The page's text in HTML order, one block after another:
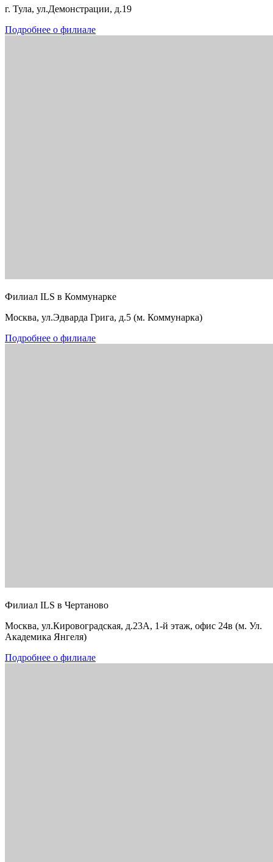
г. Тула, ул.Демонстрации, д.19
Подробнее о филиале
Филиал ILS в Коммунарке
Москва, ул.Эдварда Грига, д.5 (м. Коммунарка)
Подробнее о филиале
Филиал ILS в Чертаново
Москва, ул.Кировоградская, д.23А, 1-й этаж, офис 24в (м. Ул.
Академика Янгеля)
Подробнее о филиале